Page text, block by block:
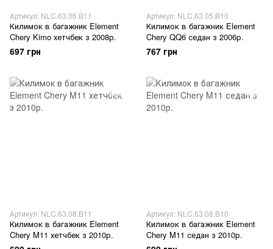
Артикул: NLC.63.06.B11
Килимок в багажник Element
Chery Kimo хетчбек з 2008р.
697 грн
Артикул: NLC.63.05.B10
Килимок в багажник Element
Chery QQ6 седан з 2006р.
767 грн
Артикул: NLC.63.08.B11
Килимок в багажник Element
Chery M11 хетчбек з 2010р.
Артикул: NLC.63.08.B10
Килимок в багажник Element
Chery M11 седан з 2010р.